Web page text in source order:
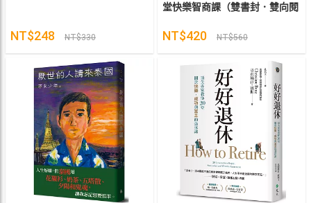
NT$248 NT$330
堂快樂智商課（雙書封．雙向閱
NT$420 NT$560